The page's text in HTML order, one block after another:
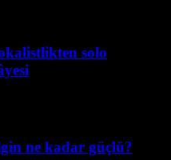
solo
ne kadar güçlü?